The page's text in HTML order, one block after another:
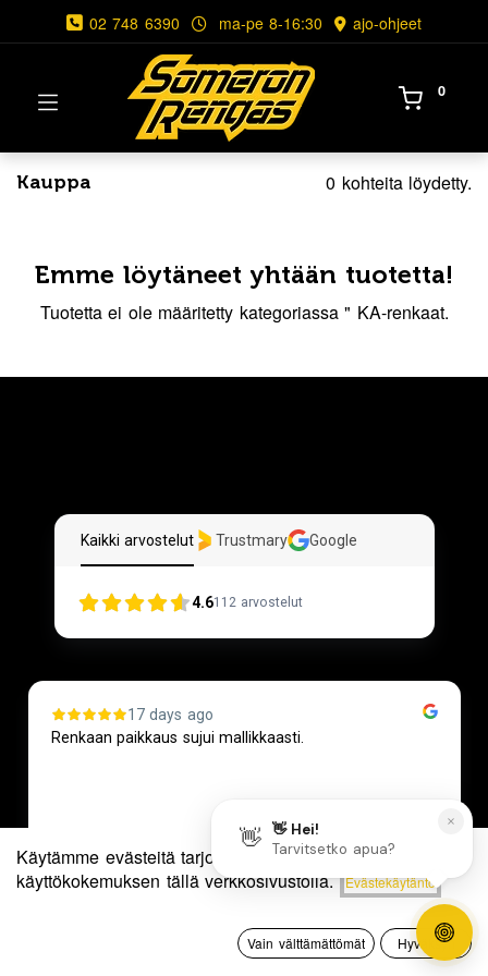
Suodattimet
korkeimpaan
0
Toivelista Tili
02 748 6390 ma-pe 8-16:30 ajo-ohjeet
0
Kauppa 0 kohteita löydetty.
Emme löytäneet yhtään tuotetta!
Tuotetta ei ole määritetty kategoriassa " KA-renkaat.
Kaikki arvostelut Trustmary Google
4.6112 arvostelut
17 days ago
Renkaan paikkaus sujui mallikkaasti.
Jussi Koski
Käytämme evästeitä tarjotaksemme sinulle paremman
käyttökokemuksen tällä verkkosivustolla.
Evästekäytäntö
Vain välttämättömät Hyväksyn